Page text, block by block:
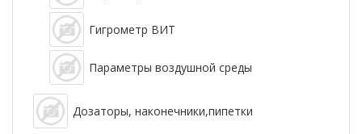
Гигрометр ВИТ
Параметры воздушной среды
Дозаторы, наконечники,пипетки